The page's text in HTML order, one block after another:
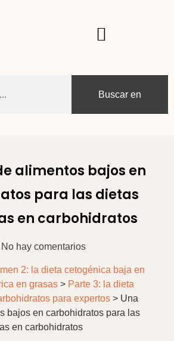
Buscar en
alimentos bajos en
para las dietas
en carbohidratos
No hay comentarios
2: la dieta cetogénica baja en
en grasas > Parte 3: la dieta
para expertos > Una
bajos en carbohidratos para las
en carbohidratos